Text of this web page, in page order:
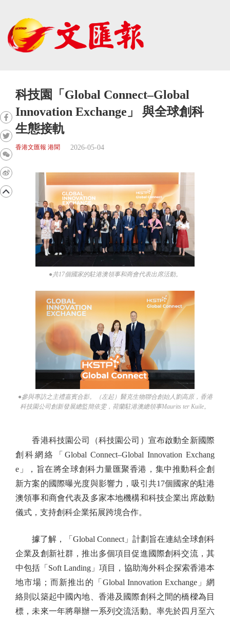
科技園「Global Connect–Global
Innovation Exchange」 與全球創科
生態接軌
香港文匯報 港聞 2026-05-04
●共17個國家的駐港澳領事和商會代表出席活動。
●參與專訪之主禮嘉賓合影。（左起）醫克生物聯合創始人劉高原，香港
科技園公司創新發展總監簡依雯，荷蘭駐港澳總領事Maurits ter Kuile。
香港科技園公司（科技園公司）宣布啟動全新國際
創科網絡「Global Connect–Global Innovation Exchang
e」，旨在將全球創科力量匯聚香港，集中推動科企創
新方案的國際曝光度與影響力，吸引共17個國家的駐港
澳領事和商會代表及多家本地機構和科技企業出席啟動
儀式，支持創科企業拓展跨境合作。
據了解，「Global Connect」計劃旨在連結全球創科
企業及創新社群，推出多個項目促進國際創科交流，其
中包括「Soft Landing」項目，協助海外科企探索香港本
地市場；而新推出的「Global Innovation Exchange」網
絡則以築起中國內地、香港及國際創科之間的橋樑為目
標，未來一年將舉辦一系列交流活動。率先於四月至六